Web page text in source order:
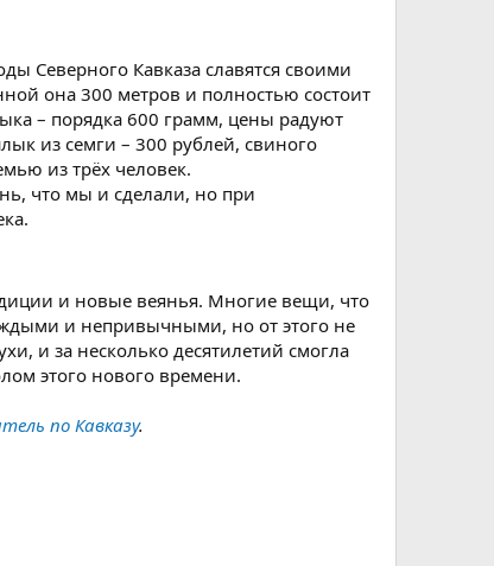
Северного Кавказа славятся своими
она 300 метров и полностью состоит
– порядка 600 грамм, цены радуют
из семги – 300 рублей, свиного
из трёх человек.
что мы и сделали, но при
и новые веянья. Многие вещи, что
и непривычными, но от этого не
и за несколько десятилетий смогла
этого нового времени.
по Кавказу.